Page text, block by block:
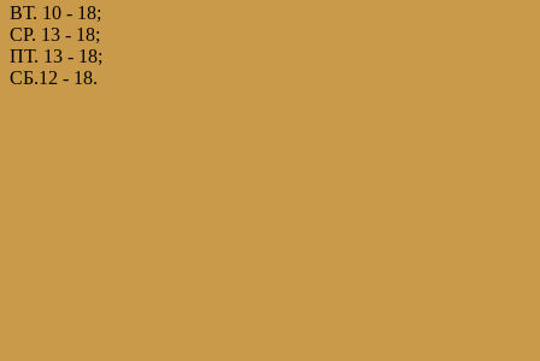
ВТ. 10 - 18;
СР. 13 - 18;
ПТ. 13 - 18;
СБ.12 - 18.